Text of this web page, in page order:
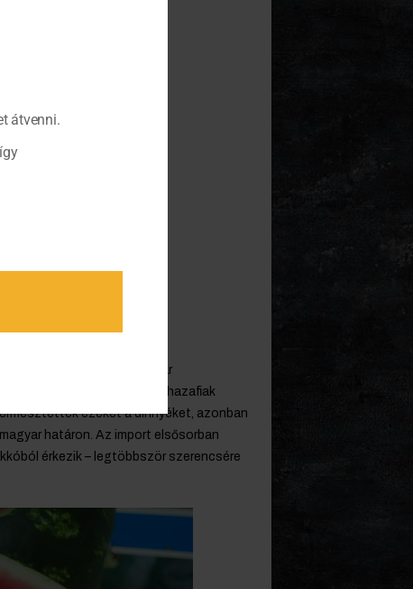
s vége: június elején már
árusokkal. Az optimista hazafiak
ezeket a dinnyéket, azonban
határon. Az import elsősorban
érkezik – legtöbbször szerencsére
átvenni.